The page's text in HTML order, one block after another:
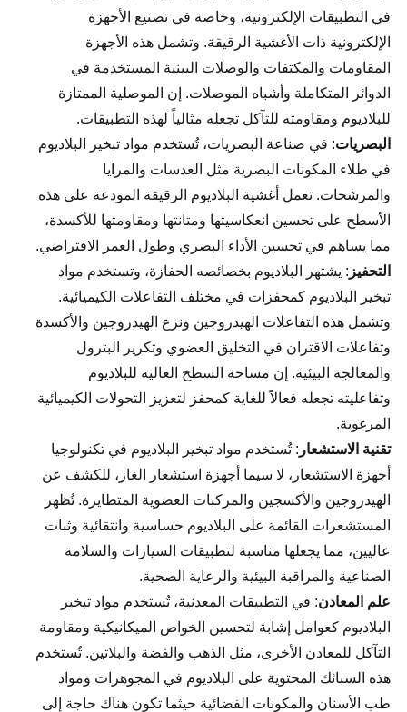
في التطبيقات الإلكترونية، وخاصة في تصنيع الأجهزة
الإلكترونية ذات الأغشية الرقيقة. وتشمل هذه الأجهزة
المقاومات والمكثفات والوصلات البينية المستخدمة في
الدوائر المتكاملة وأشباه الموصلات. إن الموصلية الممتازة
للبلاديوم ومقاومته للتآكل تجعله مثالياً لهذه التطبيقات.
البصريات: في صناعة البصريات، تُستخدم مواد تبخير البلاديوم
في طلاء المكونات البصرية مثل العدسات والمرايا
والمرشحات. تعمل أغشية البلاديوم الرقيقة المودعة على هذه
الأسطح على تحسين انعكاسيتها ومتانتها ومقاومتها للأكسدة،
مما يساهم في تحسين الأداء البصري وطول العمر الافتراضي.
التحفيز : يشتهر البلاديوم بخصائصه الحفازة، وتستخدم مواد
تبخير البلاديوم كمحفزات في مختلف التفاعلات الكيميائية.
وتشمل هذه التفاعلات الهيدروجين ونزع الهيدروجين والأكسدة
وتفاعلات الاقتران في التخليق العضوي وتكرير البترول
والمعالجة البيئية. إن مساحة السطح العالية للبلاديوم
وتفاعليته تجعله فعالاً للغاية كمحفز لتعزيز التحولات الكيميائية
المرغوبة.
تقنية الاستشعار : تُستخدم مواد تبخير البلاديوم في تكنولوجيا
أجهزة الاستشعار، لا سيما أجهزة استشعار الغاز، للكشف عن
الهيدروجين والأكسجين والمركبات العضوية المتطايرة. تُظهر
المستشعرات القائمة على البلاديوم حساسية وانتقائية وثبات
عاليين، مما يجعلها مناسبة لتطبيقات السيارات والسلامة
الصناعية والمراقبة البيئية والرعاية الصحية.
علم المعادن: في التطبيقات المعدنية، تُستخدم مواد تبخير
البلاديوم كعوامل إشابة لتحسين الخواص الميكانيكية ومقاومة
التآكل للمعادن الأخرى، مثل الذهب والفضة والبلاتين. تُستخدم
هذه السبائك المحتوية على البلاديوم في المجوهرات ومواد
طب الأسنان والمكونات الفضائية حيثما تكون هناك حاجة إلى